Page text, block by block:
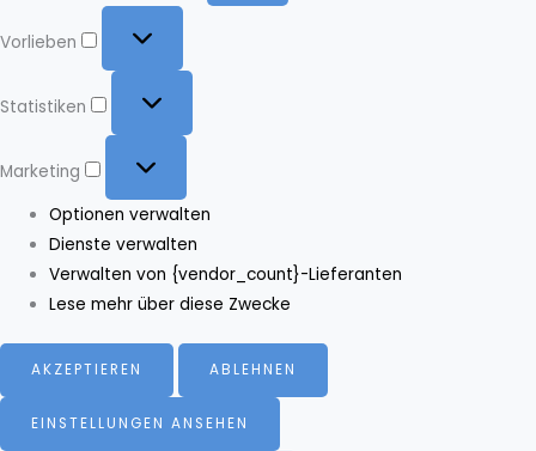
Vorlieben
Statistiken
Marketing
Optionen verwalten
Dienste verwalten
Verwalten von {vendor_count}-Lieferanten
Lese mehr über diese Zwecke
AKZEPTIEREN ABLEHNEN
EINSTELLUNGEN ANSEHEN